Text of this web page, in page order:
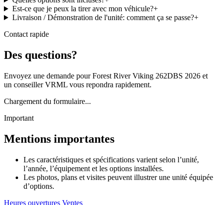
Est-ce que je peux la tirer avec mon véhicule?+
Livraison / Démonstration de l'unité: comment ça se passe?+
Contact rapide
Des questions?
Envoyez une demande pour Forest River Viking 262DBS 2026 et
un conseiller VRML vous repondra rapidement.
Chargement du formulaire...
Important
Mentions importantes
Les caractéristiques et spécifications varient selon l’unité,
l’année, l’équipement et les options installées.
Les photos, plans et visites peuvent illustrer une unité équipée
d’options.
Heures ouvertures Ventes